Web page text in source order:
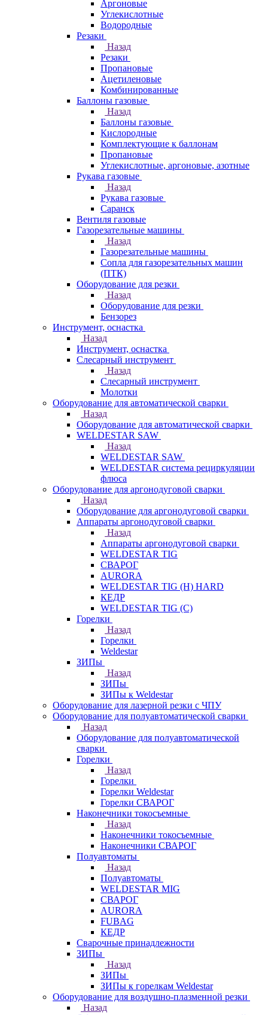
Аргоновые
Углекислотные
Водородные
Резаки
Назад
Резаки
Пропановые
Ацетиленовые
Комбинированные
Баллоны газовые
Назад
Баллоны газовые
Кислородные
Комплектующие к баллонам
Пропановые
Углекислотные, аргоновые, азотные
Рукава газовые
Назад
Рукава газовые
Саранск
Вентиля газовые
Газорезательные машины
Назад
Газорезательные машины
Сопла для газорезательных машин
(ПТК)
Оборудование для резки
Назад
Оборудование для резки
Бензорез
Инструмент, оснастка
Назад
Инструмент, оснастка
Слесарный инструмент
Назад
Слесарный инструмент
Молотки
Оборудование для автоматической сварки
Назад
Оборудование для автоматической сварки
WELDESTAR SAW
Назад
WELDESTAR SAW
WELDESTAR система рециркуляции
флюса
Оборудование для аргонодуговой сварки
Назад
Оборудование для аргонодуговой сварки
Аппараты аргонодуговой сварки
Назад
Аппараты аргонодуговой сварки
WELDESTAR TIG
СВАРОГ
AURORA
WELDESTAR TIG (H) HARD
КЕДР
WELDESTAR TIG (С)
Горелки
Назад
Горелки
Weldestar
ЗИПы
Назад
ЗИПы
ЗИПы к Weldestar
Оборудование для лазерной резки с ЧПУ
Оборудование для полуавтоматической сварки
Назад
Оборудование для полуавтоматической
сварки
Горелки
Назад
Горелки
Горелки Weldestar
Горелки СВАРОГ
Наконечники токосъемные
Назад
Наконечники токосъемные
Наконечники СВАРОГ
Полуавтоматы
Назад
Полуавтоматы
WELDESTAR MIG
СВАРОГ
AURORA
FUBAG
КЕДР
Сварочные принадлежности
ЗИПы
Назад
ЗИПы
ЗИПы к горелкам Weldestar
Оборудование для воздушно-плазменной резки
Назад